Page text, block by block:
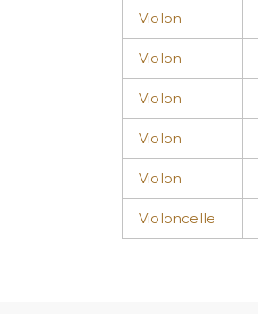
Violon
Violon
Violon
Violon
Violon
Violoncelle